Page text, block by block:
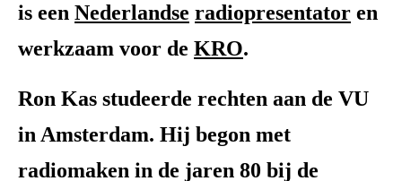
is een Nederlandse radiopresentator en
werkzaam voor de KRO.
Ron Kas studeerde rechten aan de VU
in Amsterdam. Hij begon met
radiomaken in de jaren 80 bij de